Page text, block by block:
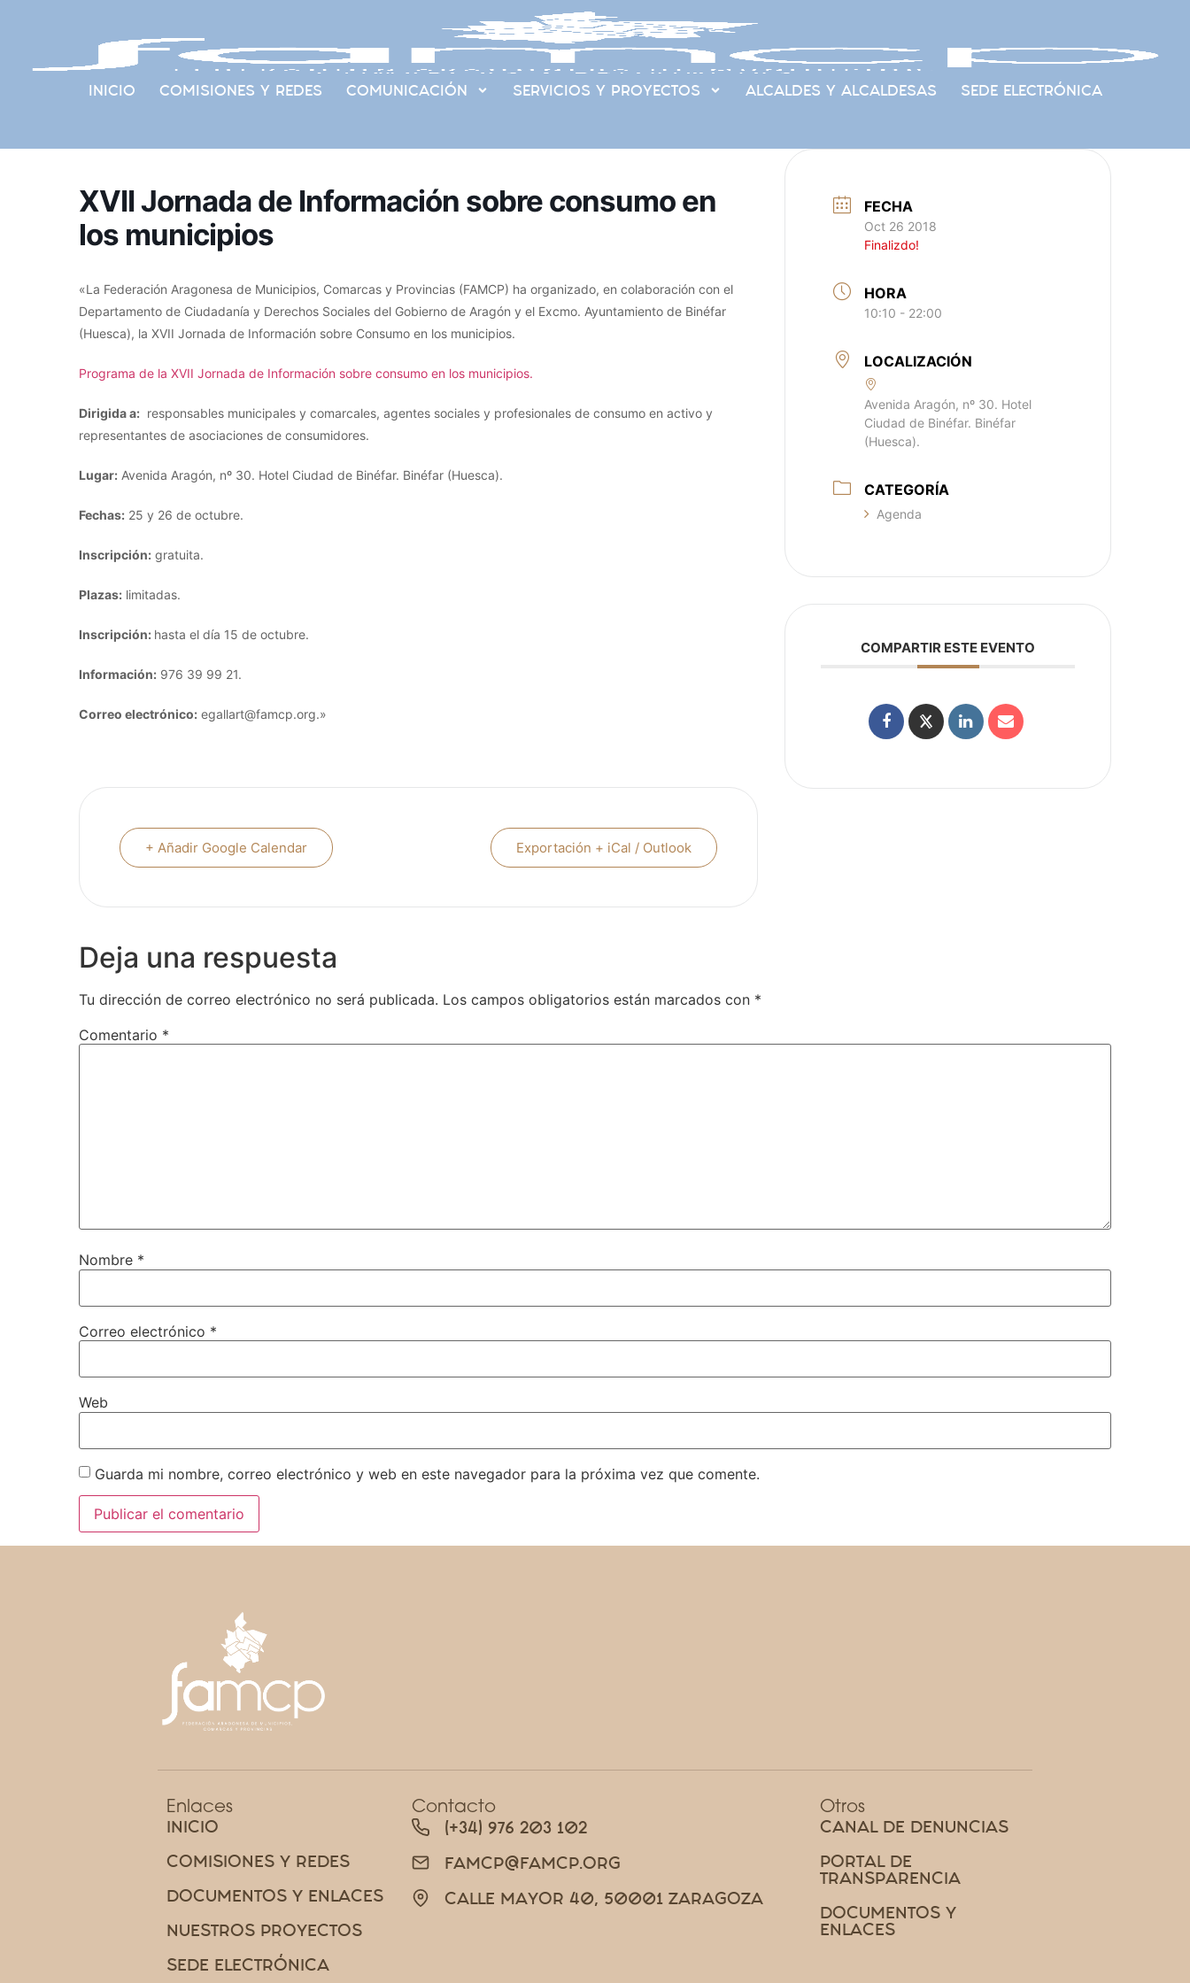
INICIO COMISIONES Y REDES COMUNICACIÓN SERVICIOS Y PROYECTOS ALCALDES Y ALCALDESAS SEDE ELECTRÓNICA
XVII Jornada de Información sobre consumo en
los municipios
«La Federación Aragonesa de Municipios, Comarcas y Provincias (FAMCP) ha organizado, en colaboración con el
Departamento de Ciudadanía y Derechos Sociales del Gobierno de Aragón y el Excmo. Ayuntamiento de Binéfar
(Huesca), la XVII Jornada de Información sobre Consumo en los municipios.
Programa de la XVII Jornada de Información sobre consumo en los municipios.
Dirigida a: responsables municipales y comarcales, agentes sociales y profesionales de consumo en activo y
representantes de asociaciones de consumidores.
Lugar: Avenida Aragón, nº 30. Hotel Ciudad de Binéfar. Binéfar (Huesca).
Fechas: 25 y 26 de octubre.
Inscripción: gratuita.
Plazas: limitadas.
Inscripción: hasta el día 15 de octubre.
Información: 976 39 99 21.
Correo electrónico: egallart@famcp.org.»
+ Añadir Google Calendar Exportación + iCal / Outlook
FECHA
Oct 26 2018
Finalizdo!
HORA
10:10 - 22:00
LOCALIZACIÓN
Avenida Aragón, nº 30. Hotel
Ciudad de Binéfar. Binéfar
(Huesca).
CATEGORÍA
Agenda
COMPARTIR ESTE EVENTO
Deja una respuesta
Tu dirección de correo electrónico no será publicada. Los campos obligatorios están marcados con *
Comentario *
Nombre *
Correo electrónico *
Web
Guarda mi nombre, correo electrónico y web en este navegador para la próxima vez que comente.
Enlaces
INICIO
COMISIONES Y REDES
DOCUMENTOS Y ENLACES
NUESTROS PROYECTOS
SEDE ELECTRÓNICA
Contacto
(+34) 976 203 102
FAMCP@FAMCP.ORG
CALLE MAYOR 40, 50001 ZARAGOZA
Otros
CANAL DE DENUNCIAS
PORTAL DE
TRANSPARENCIA
DOCUMENTOS Y
ENLACES